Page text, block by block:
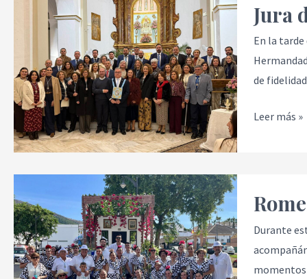
Jura
En la
de
de
cargos
de
la
Junta
Leer más »
Durante
momentos
2025